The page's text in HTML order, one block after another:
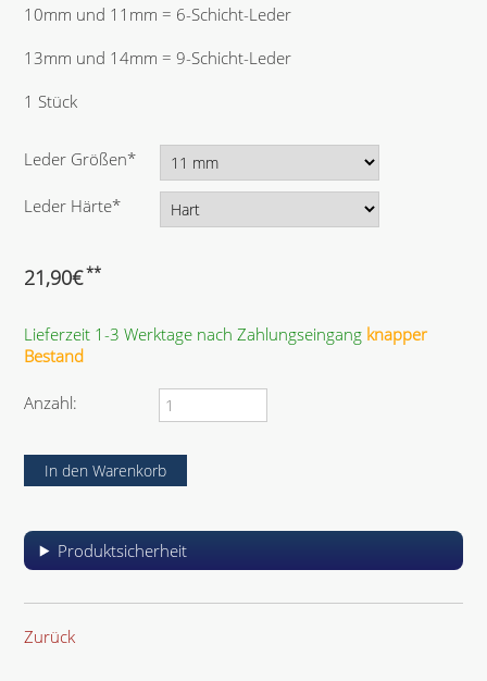
10mm und 11mm = 6-Schicht-Leder
13mm und 14mm = 9-Schicht-Leder
1 Stück
P
l
h
t
e
l
Leder Größen*
P
i
c
t
f
l
Leder Härte*
21,90€**
Lieferzeit 1-3 Werktage nach Zahlungseingang knapper
Bestand
Anzahl:
Produktsicherheit
Zurück